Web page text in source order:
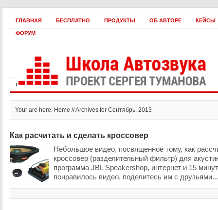
ГЛАВНАЯ БЕСПЛАТНО ПРОДУКТЫ ОБ АВТОРЕ КЕЙСЫ
ФОРУМ
Статьи и видео Интервью Как оплатить? Заработать!
Your are here: Home // Archives for Сентябрь, 2013
Как расчитать и сделать кроссовер
Небольшое видео, посвященное тому, как
кроссовер (разделительный фильтр) для
программа JBL Speakershop, интернет и 15
понравилось видео, поделитесь им с